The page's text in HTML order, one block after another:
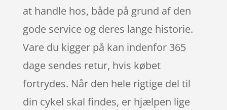
at handle hos, både på grund af den
gode service og deres lange historie.
Vare du kigger på kan indenfor 365
dage sendes retur, hvis købet
fortrydes. Når den hele rigtige del til
din cykel skal findes, er hjælpen lige